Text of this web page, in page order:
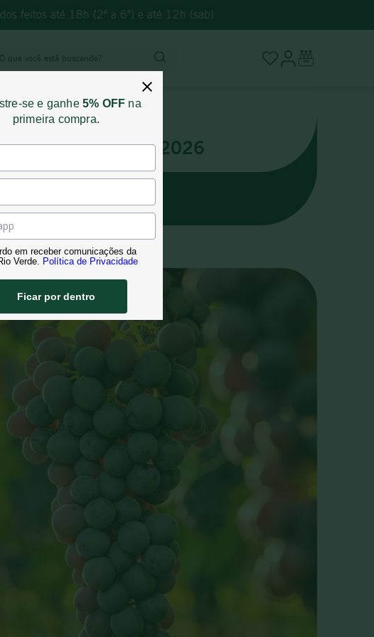
feitos até 18h (2ª a 6ª) e até 12h (sab)
Julho 2026
2023
se e ganhe5% OFF na
primeira compra.
em receber comunicações da
Verde. Política de Privacidade
Ficar por dentro